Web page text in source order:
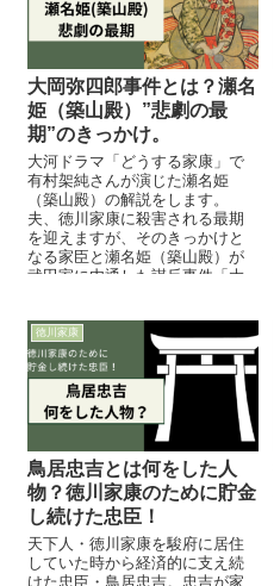
大岡弥四郎事件とは？瀬名
姫（築山殿）”悲劇の最
期”のきっかけ。
大河ドラマ「どうする家康」で
有村架純さんが演じた瀬名姫
（築山殿）の解説をします。
夫、徳川家康に殺害される最期
を迎えますが、そのきっかけと
なる家臣と瀬名姫（築山殿）が
武田家に内通した謀反事件「大
徳川家康
鳥居忠吉とは何をした人
物？徳川家康のために貯金
し続けた忠臣！
天下人・徳川家康を駿府に居住
していた時から経済的に支え続
けた忠臣・鳥居忠吉。忠吉が家